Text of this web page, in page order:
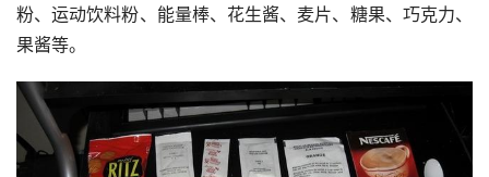
粉、运动饮料粉、能量棒、花生酱、麦片、糖果、巧克力、
果酱等。